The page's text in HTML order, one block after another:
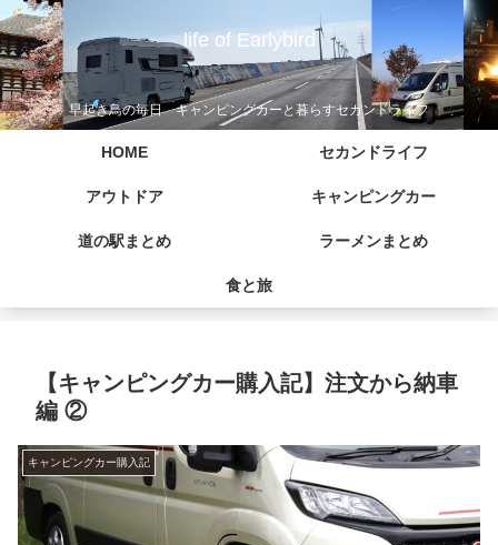
life of Earlybird
早起き鳥の毎日 キャンピングカーと暮らすセカンドライフ
HOME セカンドライフ
アウトドア キャンピングカー
道の駅まとめ ラーメンまとめ
食と旅
【キャンピングカー購入記】注文から納車
編 ②
キャンピングカー購入記